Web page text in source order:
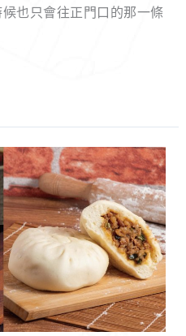
也只會往正門口的那一條